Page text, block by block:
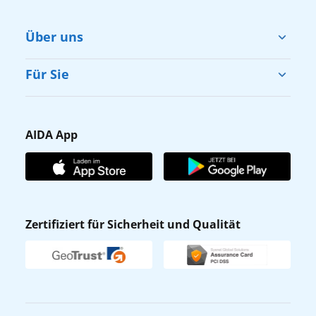
Über uns
Cruise & Help
Karriere
Affiliateprogramm
Verhaltens- & Ethikkodex
Newsletter
Für Sie
Gästefragebogen
AIDA Club
AIDA App
Zertifiziert für Sicherheit und Qualität